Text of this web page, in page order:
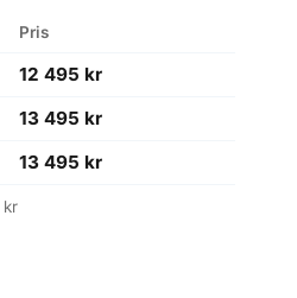
Pris
12 495 kr
13 495 kr
13 495 kr
kr